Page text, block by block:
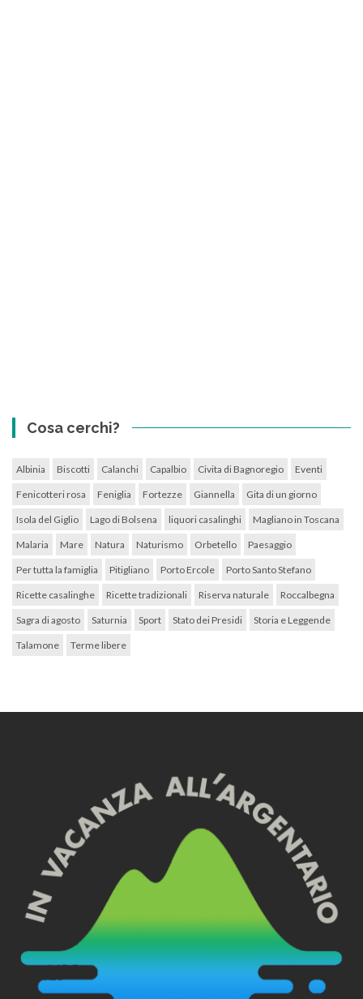
Cosa cerchi?
Albinia Biscotti Calanchi Capalbio Civita di Bagnoregio Eventi
Fenicotteri rosa Feniglia Fortezze Giannella Gita di un giorno
Isola del Giglio Lago di Bolsena liquori casalinghi Magliano in Toscana
Malaria Mare Natura Naturismo Orbetello Paesaggio
Per tutta la famiglia Pitigliano Porto Ercole Porto Santo Stefano
Ricette casalinghe Ricette tradizionali Riserva naturale Roccalbegna
Sagra di agosto Saturnia Sport Stato dei Presidi Storia e Leggende
Talamone Terme libere